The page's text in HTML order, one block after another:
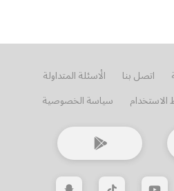
اتصل بنا الأسئلة المتداولة
سياسة الخصوصية